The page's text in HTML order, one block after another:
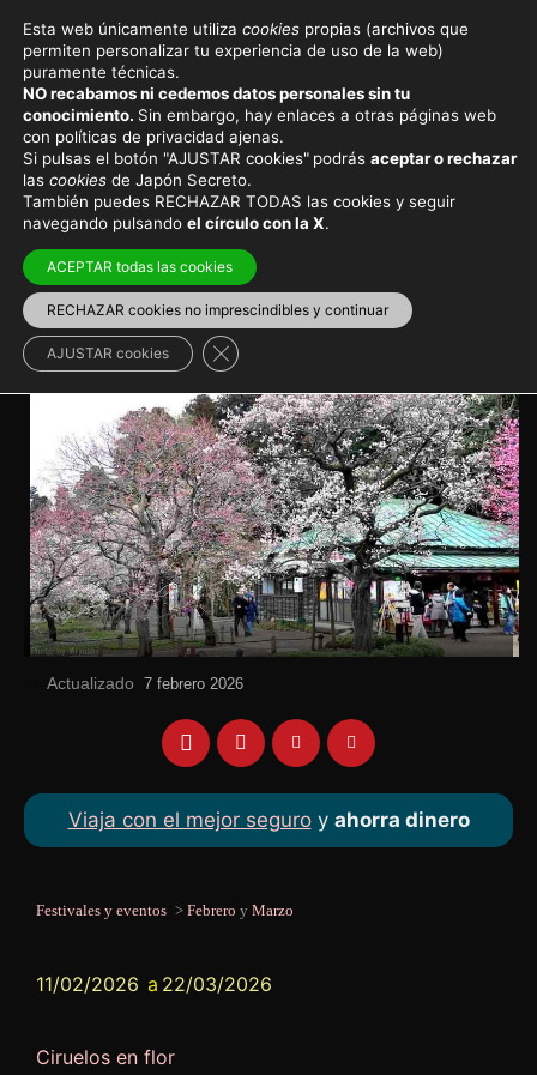
Eventos y festivales en Japón
Festival de los Ciruelos en
Flor de Mito (Ibaraki)
Un precioso evento natural celebrado cada año en el
Parque Kairakuen de la ciudad de Mito
Viajar a Japón > Japón en invierno
Actualizado 7 febrero 2026
Viaja con el mejor seguroy ahorra dinero
Festivales y eventos > Febrero y Marzo
11/02/2026 a 22/03/2026
Ciruelos en flor
Esta web únicamente utiliza cookies propias (archivos que
permiten personalizar tu experiencia de uso de la web)
puramente técnicas.
NO recabamos ni cedemos datos personales sin tu
conocimiento. Sin embargo, hay enlaces a otras páginas web
con políticas de privacidad ajenas.
Si pulsas el botón "AJUSTAR cookies" podrás aceptar o rechazar
las cookies de Japón Secreto.
También puedes RECHAZAR TODAS las cookies y seguir
navegando pulsando el círculo con la X.
ACEPTAR todas las cookies
RECHAZAR cookies no imprescindibles y continuar
AJUSTAR cookies Cerrar el banner de cookies RGPD